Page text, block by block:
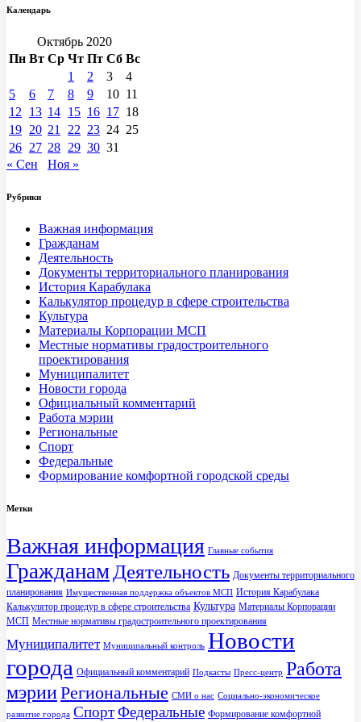
Календарь
Октябрь 2020
Пн Вт Ср Чт Пт Сб Вс
1
2 3
4
5
6 7 8 9 10 11
12
13 14 15 16 17 18
19 20 21 22 23 24 25
26 27 28 29 30 31
« Сен
Ноя »
Рубрики
Важная информация
Гражданам
Деятельность
Документы территориального планирования
История Карабулака
Калькулятор процедур в сфере строительства
Культура
Материалы Корпорации МСП
Местные нормативы градостроительного
проектирования
Муниципалитет
Новости города
Официальный комментарий
Работа мэрии
Региональные
Спорт
Федеральные
Формирование комфортной городской среды
Метки
Важная информация Главные события
Гражданам Деятельность Документы территориального
планирования Имущественная поддержка объектов МСП История Карабулака
Калькулятор процедур в сфере строительства Культура Материалы Корпорации
МСП Местные нормативы градостроительного проектирования
Муниципалитет Муниципальный контроль Новости
города Официальный комментарий Подкасты Пресс-центр Работа
мэрииРегиональные СМИ о нас Социально-экономическое
развитие города СпортФедеральные Формирование комфортной